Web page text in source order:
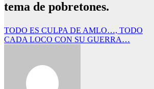
tema de pobretones.
Navegación
de
TODO ES CULPA DE AMLO…, TODO
CADA LOCO CON SU GUERRA…